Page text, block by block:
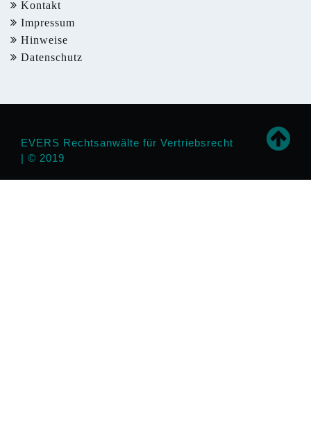
Kontakt
Impressum
Hinweise
Datenschutz
EVERS Rechtsanwälte für Vertriebsrecht
| © 2019